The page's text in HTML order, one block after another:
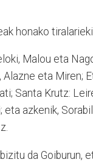
honako
Malou eta
eta Miren;
Santa Krutz:
azkenik,
da Goiburun,